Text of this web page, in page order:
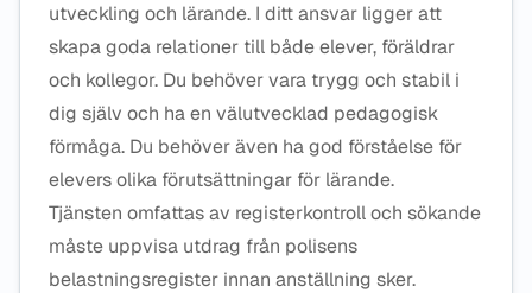
utveckling och lärande. I ditt ansvar ligger att
skapa goda relationer till både elever, föräldrar
och kollegor. Du behöver vara trygg och stabil i
dig själv och ha en välutvecklad pedagogisk
förmåga. Du behöver även ha god förståelse för
elevers olika förutsättningar för lärande.
Tjänsten omfattas av registerkontroll och sökande
måste uppvisa utdrag från polisens
belastningsregister innan anställning sker.